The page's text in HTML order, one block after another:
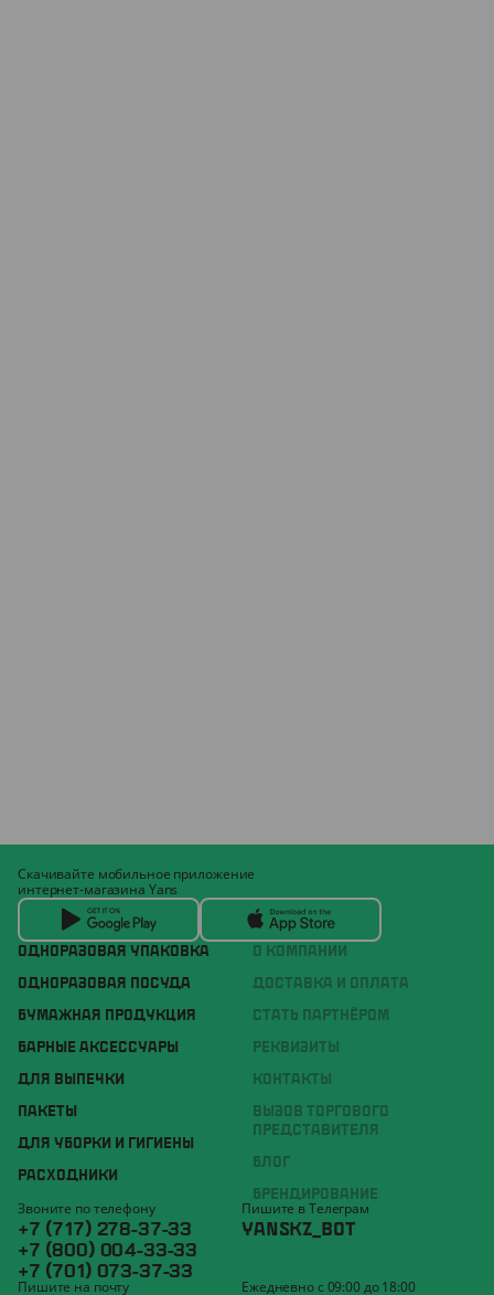
ОДНОРАЗОВАЯ УПАКОВКА
ОДНОРАЗОВАЯ ПОСУДА
БУМАЖНАЯ ПРОДУКЦИЯ
БАРНЫЕ АКСЕССУАРЫ
ДЛЯ ВЫПЕЧКИ
ПАКЕТЫ
ДЛЯ УБОРКИ И ГИГИЕНЫ
РАСХОДНИКИ
О КОМПАНИИ
ДОСТАВКА И ОПЛАТА
СТАТЬ ПАРТНЁРОМ
РЕКВИЗИТЫ
КОНТАКТЫ
ВЫЗОВ ТОРГОВОГО
ПРЕДСТАВИТЕЛЯ
БЛОГ
БРЕНДИРОВАНИЕ
Скачивайте мобильное приложение
интернет-магазина Yans
Звоните по телефону
+7 (717) 278-37-33
+7 (800) 004-33-33
+7 (701) 073-37-33
Пишите в Телеграм
YANSKZ_BOT
Пишите на почту Ежедневно с 09:00 до 18:00